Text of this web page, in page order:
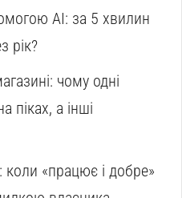
AI: за 5 хвилин
рік?
чому одні
піках, а інші
коли «працює і добре»